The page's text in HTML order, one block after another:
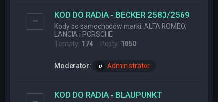
KOD DO RADIA - BECKER 2580/2569
Kody do samochodów marki: ALFA ROMEO,
LANCIA i PORSCHE
Tematy: 174Posty: 1050
Moderator: Administrator
KOD DO RADIA - BLAUPUNKT